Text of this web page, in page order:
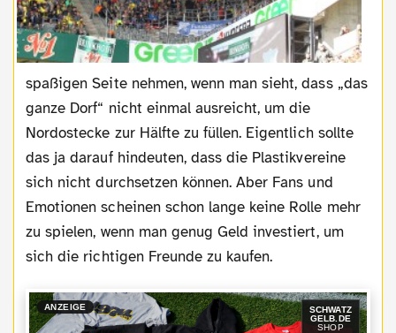
spaßigen Seite nehmen, wenn man sieht, dass „das
ganze Dorf“ nicht einmal ausreicht, um die
Nordostecke zur Hälfte zu füllen. Eigentlich sollte
das ja darauf hindeuten, dass die Plastikvereine
sich nicht durchsetzen können. Aber Fans und
Emotionen scheinen schon lange keine Rolle mehr
zu spielen, wenn man genug Geld investiert, um
sich die richtigen Freunde zu kaufen.
ANZEIGE
SCHWATZ
GELB.DE
SHOP